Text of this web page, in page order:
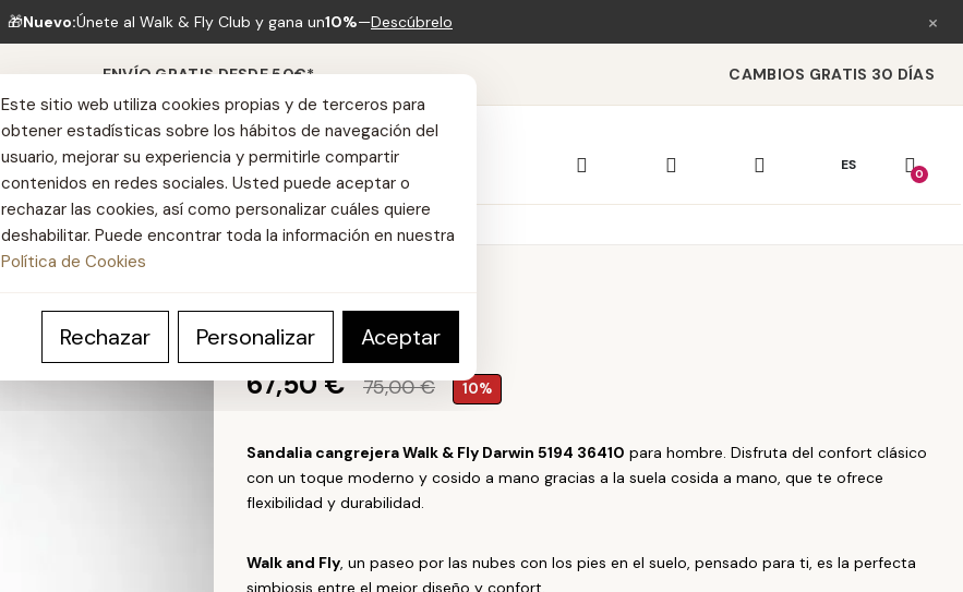
🎁Nuevo:Únete al Walk & Fly Club y gana un10%—Descúbrelo
↩️Cambios gratis 30 días · Cambio de talla sin coste ×
ENVÍO GRATIS DESDE 50€* CAMBIOS GRATIS 30 DÍAS
ES
0
Este sitio web utiliza cookies propias y de terceros para
obtener estadísticas sobre los hábitos de navegación del
usuario, mejorar su experiencia y permitirle compartir
contenidos en redes sociales. Usted puede aceptar o
rechazar las cookies, así como personalizar cuáles quiere
deshabilitar. Puede encontrar toda la información en nuestra
Política de Cookies
Rechazar Personalizar Aceptar
Darwin
67,50 € 75,00 € 10%
Sandalia cangrejera Walk & Fly Darwin 5194 36410 para hombre. Disfruta del confort clásico
con un toque moderno y cosido a mano gracias a la suela cosida a mano, que te ofrece
flexibilidad y durabilidad.
Walk and Fly, un paseo por las nubes con los pies en el suelo, pensado para ti, es la perfecta
simbiosis entre el mejor diseño y confort.